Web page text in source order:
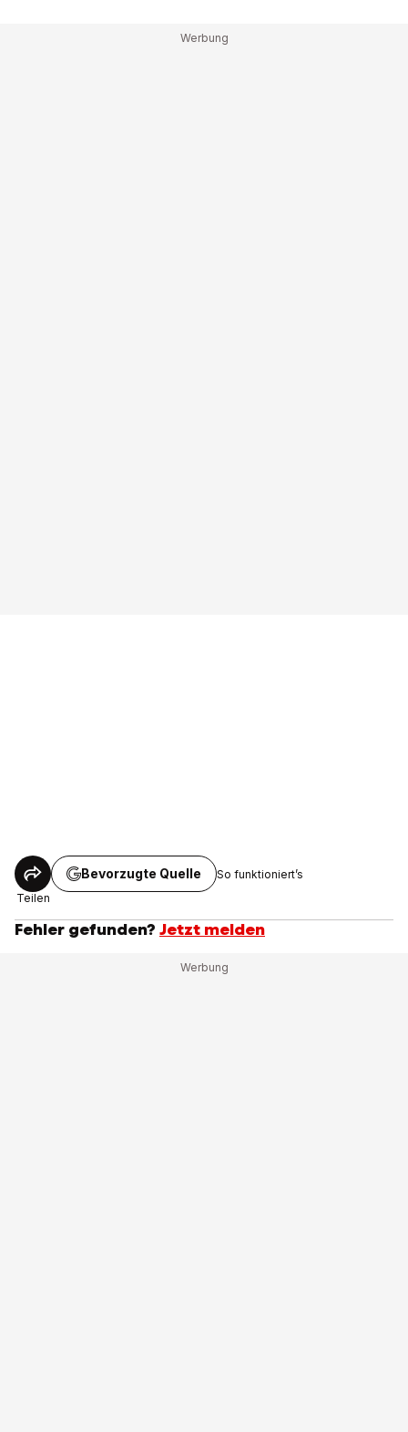
Teilen
Bevorzugte Quelle So funktioniert’s
Fehler gefunden? Jetzt melden